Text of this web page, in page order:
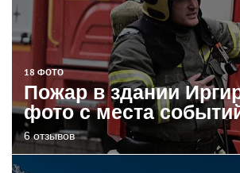
18 ФОТО
Пожар в здании
фото с места
6 отзывов